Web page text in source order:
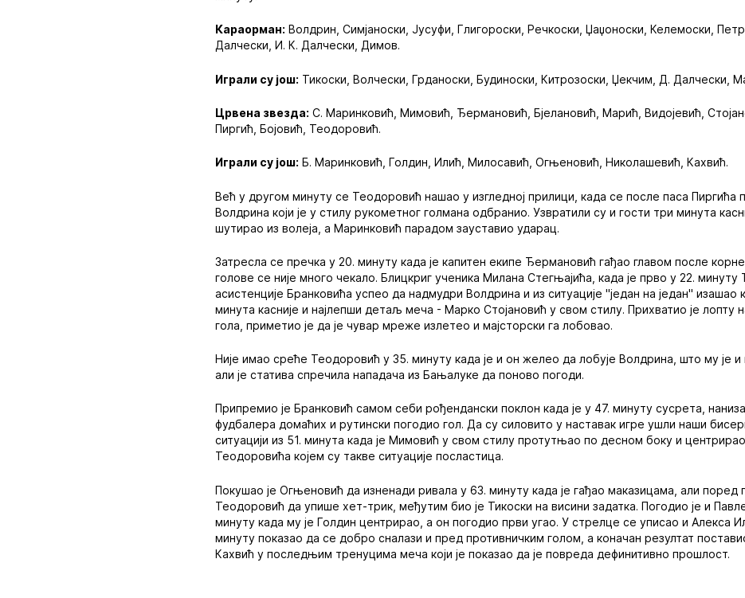
Караорман: Волдрин, Симјаноски, Јусуфи, Глигороски, Речкоски, Џаџоноски, Келемоски,
Далчески, И. К. Далчески, Димов.
Играли су још: Тикоски, Волчески, Грданоски, Будиноски, Китрозоски, Џекчим, Д. Далчески,
Црвена звезда: С. Маринковић, Мимовић, Ђермановић, Бјелановић, Марић, Видојевић,
Пиргић, Бојовић, Теодоровић.
Играли су још: Б. Маринковић, Голдин, Илић, Милосавић, Огњеновић, Николашевић, Кахвић.
Већ у другом минуту се Теодоровић нашао у изгледној прилици, када се после паса Пиргића
Волдрина који је у стилу рукометног голмана одбранио. Узвратили су и гости три минута
шутирао из волеја, а Маринковић парадом зауставио ударац.
Затресла се пречка у 20. минуту када је капитен екипе Ђермановић гађао главом после
голове се није много чекало. Блицкриг ученика Милана Стегњајића, када је прво у 22.
асистенције Бранковића успео да надмудри Волдрина и из ситуације "један на један" изашао
минута касније и најлепши детаљ меча - Марко Стојановић у свом стилу. Прихватио је лопту
гола, приметио је да је чувар мреже излетео и мајсторски га лобовао.
Није имао среће Теодоровић у 35. минуту када је и он желео да лобује Волдрина, што му је и
али је статива спречила нападача из Бањалуке да поново погоди.
Припремио је Бранковић самом себи рођендански поклон када је у 47. минуту сусрета,
фудбалера домаћих и рутински погодио гол. Да су силовито у наставак игре ушли наши
ситуацији из 51. минута када је Мимовић у свом стилу протутњао по десном боку и
Теодоровића којем су такве ситуације посластица.
Покушао је Огњеновић да изненади ривала у 63. минуту када је гађао маказицама, али поред
Теодоровић да упише хет-трик, међутим био је Тикоски на висини задатка. Погодио је и
минуту када му је Голдин центрирао, а он погодио први угао. У стрелце се уписао и Алекса
минуту показао да се добро сналази и пред противничким голом, а коначан резултат
Кахвић у последњим тренуцима меча који је показао да је повреда дефинитивно прошлост.